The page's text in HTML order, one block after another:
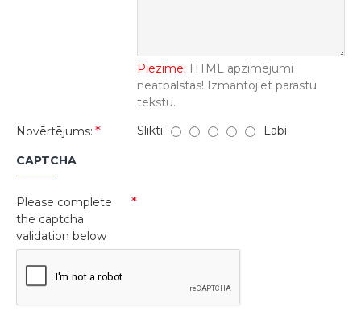
Piezīme: HTML apzīmējumi
neatbalstās! Izmantojiet parastu
tekstu.
Novērtējums:
Slikti Labi
CAPTCHA
Please complete
the captcha
validation below